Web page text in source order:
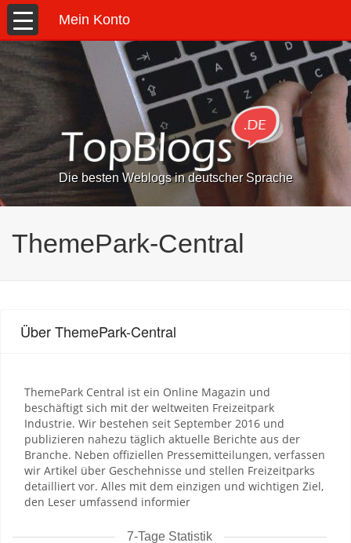
Mein Konto
Die besten Weblogs in deutscher Sprache
ThemePark-Central
Über ThemePark-Central
ThemePark Central ist ein Online Magazin und
beschäftigt sich mit der weltweiten Freizeitpark
Industrie. Wir bestehen seit September 2016 und
publizieren nahezu täglich aktuelle Berichte aus der
Branche. Neben offiziellen Pressemitteilungen, verfassen
wir Artikel über Geschehnisse und stellen Freizeitparks
detailliert vor. Alles mit dem einzigen und wichtigen Ziel,
den Leser umfassend informier
7-Tage Statistik